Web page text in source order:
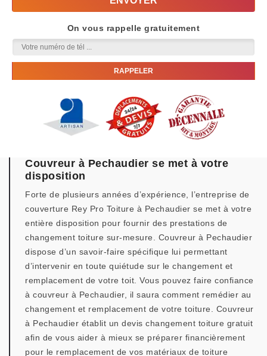
On vous rappelle gratuitement
Couvreur à Pechaudier se met à votre
disposition
Forte de plusieurs années d’expérience, l’entreprise de
couverture Rey Pro Toiture à Pechaudier se met à votre
entière disposition pour fournir des prestations de
changement toiture sur-mesure. Couvreur à Pechaudier
dispose d’un savoir-faire spécifique lui permettant
d’intervenir en toute quiétude sur le changement et
remplacement de votre toit. Vous pouvez faire confiance
à couvreur à Pechaudier, il saura comment remédier au
changement et remplacement de votre toiture. Couvreur
à Pechaudier établit un devis changement toiture gratuit
afin de vous aider à mieux se préparer financièrement
pour le remplacement de vos matériaux de toiture